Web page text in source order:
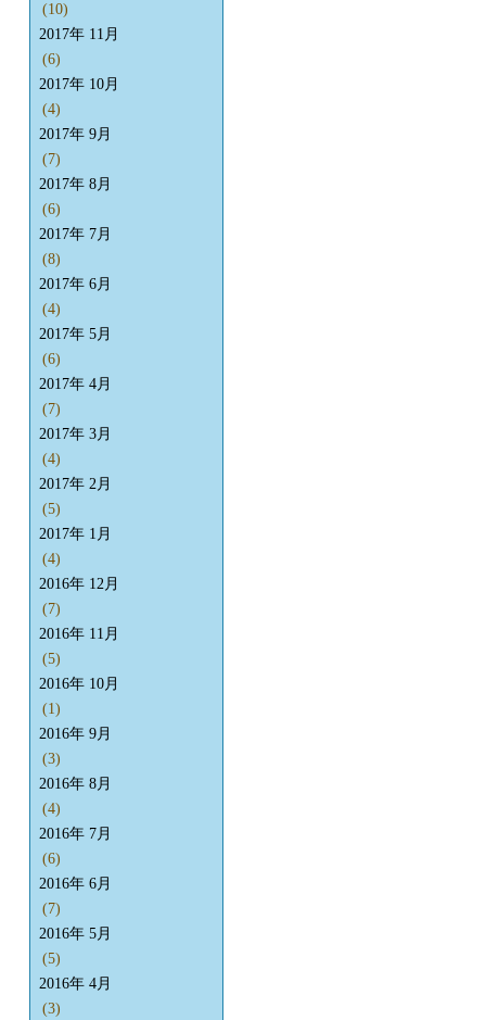
(10)
2017年 11月
(6)
2017年 10月
(4)
2017年 9月
(7)
2017年 8月
(6)
2017年 7月
(8)
2017年 6月
(4)
2017年 5月
(6)
2017年 4月
(7)
2017年 3月
(4)
2017年 2月
(5)
2017年 1月
(4)
2016年 12月
(7)
2016年 11月
(5)
2016年 10月
(1)
2016年 9月
(3)
2016年 8月
(4)
2016年 7月
(6)
2016年 6月
(7)
2016年 5月
(5)
2016年 4月
(3)